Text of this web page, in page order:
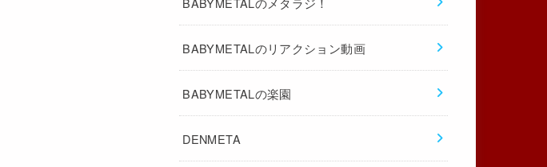
BABYMETALのリアクション動画
BABYMETALの楽園
DENMETA